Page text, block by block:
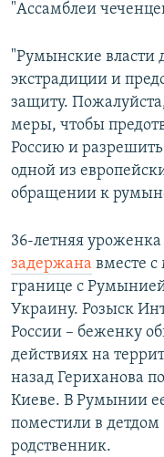
"Ассамблеи
"Румынские власти
экстрадиции и
защиту.
меры, чтобы
Россию и
одной из
обращении к
36-летняя
задержана вместе
границе с
Украину. Розыск
России – беженку
действиях на
назад Гериханова
Киеве. В Румынии
поместили в детдом
родственник.